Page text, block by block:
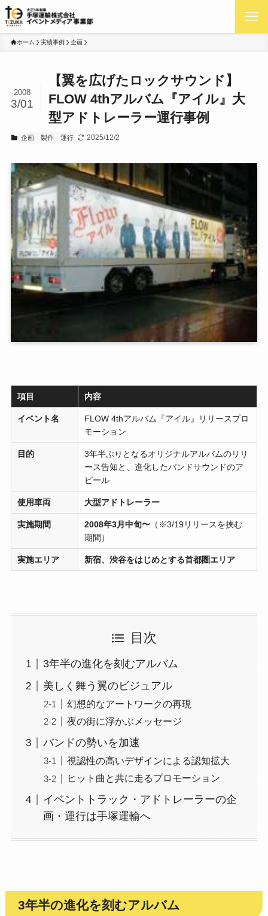
ホーム 実績事例 企画
【翼を広げたロックサウンド】
FLOW 4thアルバム『アイル』大
型アドトレーラー運行事例
2008
3/01
企画 製作 運行 2025/12/2
項目 内容
イベント名
FLOW 4thアルバム『アイル』リリースプロ
モーション
目的
3年半ぶりとなるオリジナルアルバムのリリ
ース告知と、進化したバンドサウンドのア
ピール
使用車両 大型アドトレーラー
実施期間 2008年3月中旬〜 （※3/19リリースを挟む
期間）
実施エリア 新宿、渋谷をはじめとする首都圏エリア
目次
3年半の進化を刻むアルバム
美しく舞う翼のビジュアル
幻想的なアートワークの再現
夜の街に浮かぶメッセージ
バンドの勢いを加速
視認性の高いデザインによる認知拡大
ヒット曲と共に走るプロモーション
イベントトラック・アドトレーラーの企
画・運行は手塚運輸へ
3年半の進化を刻むアルバム